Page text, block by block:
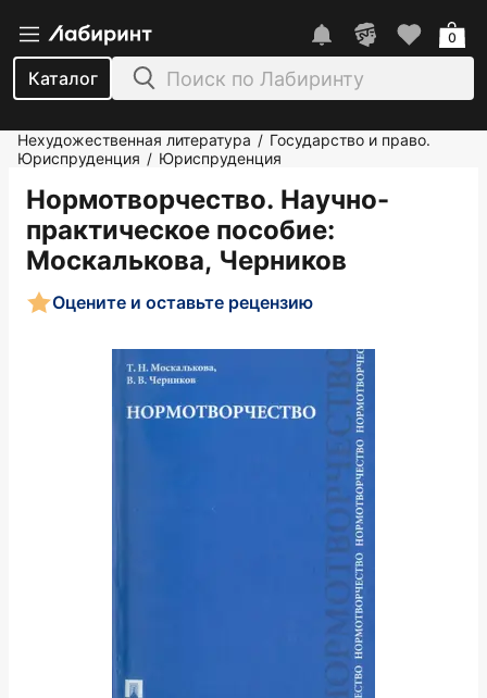
Каталог
0
Нехудожественная литература / Государство и право.
Юриспруденция / Юриспруденция
Нормотворчество. Научно-
практическое пособие:
Москалькова, Черников
Оцените и оставьте рецензию